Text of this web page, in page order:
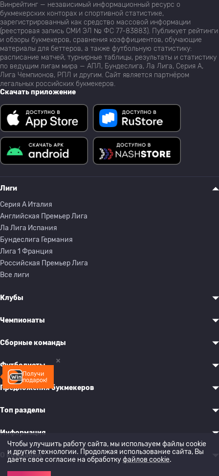
Получи
подарок!
Винрейтинг — независимый информационный ресурс о
букмекерских конторах и спортивной статистике,
зарегистрированный как средство массовой информации
(реестровая запись СМИ ЭЛ № ФС 77-83883). Публикует рейтинги
и обзоры букмекеров, сравнения коэффициентов, обучающие
материалы для беттеров, а также футбольную статистику:
расписание матчей, турнирные таблицы, результаты и статистику
по ведущим лигам мира — АПЛ, Бундеслига, Ла Лига, Серия А,
Лига Чемпионов, РПЛ и другим. Сайт является партнёром
легальных российских букмекеров.
Скачать приложение
Лиги
Серия A Италия
Английская Премьер Лига
Ла Лига Испания
Бундеслига Германия
Лига 1 Франция
Российская Премьер Лига
Все лиги
Клубы
Чемпионаты
Сборные команды
Футболисты
Предложения букмекеров
Топ разделы
Информация
О компании
Чтобы улучшить работу сайта, мы используем файлы cookie
и другие технологии. Продолжая использование сайта, Вы
даете свое согласие на обработкуфайлов cookie.